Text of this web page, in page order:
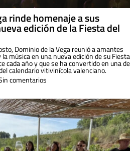
rinde homenaje a sus
edición de la Fiesta del
Dominio de la Vega reunió a amantes
música en una nueva edición de su Fiesta
cada año y que se ha convertido en una de
calendario vitivinícola valenciano.
comentarios